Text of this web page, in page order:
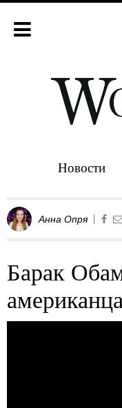
Новости
Анна Опря
Барак